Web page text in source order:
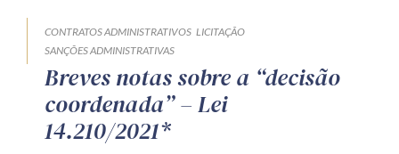
CONTRATOS ADMINISTRATIVOS LICITAÇÃO
SANÇÕES ADMINISTRATIVAS
Breves notas sobre a “decisão
coordenada” – Lei
14.210/2021*